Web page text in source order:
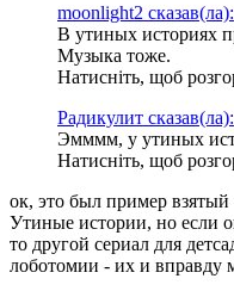
moonlight2 сказав(ла):
В утиных историях
Музыка тоже.
Натисніть, щоб
Радикулит сказав(ла):
Эмммм, у утиных
Натисніть, щоб
ок, это был пример
Утиные истории, но если
то другой сериал для
лоботомии - их и вправду